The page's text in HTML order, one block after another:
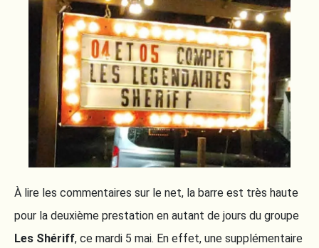
À lire les commentaires sur le net, la barre est très haute
pour la deuxième prestation en autant de jours du groupe
Les Shériff, ce mardi 5 mai. En effet, une supplémentaire